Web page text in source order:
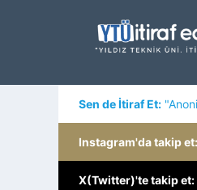
Sen de İtiraf Et:
Instagram'da takip et:
X(Twitter)'te takip et: